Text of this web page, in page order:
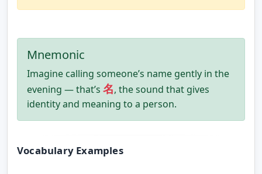
Mnemonic
Imagine calling someone’s name gently in the
evening — that’s 名, the sound that gives
identity and meaning to a person.
Vocabulary Examples